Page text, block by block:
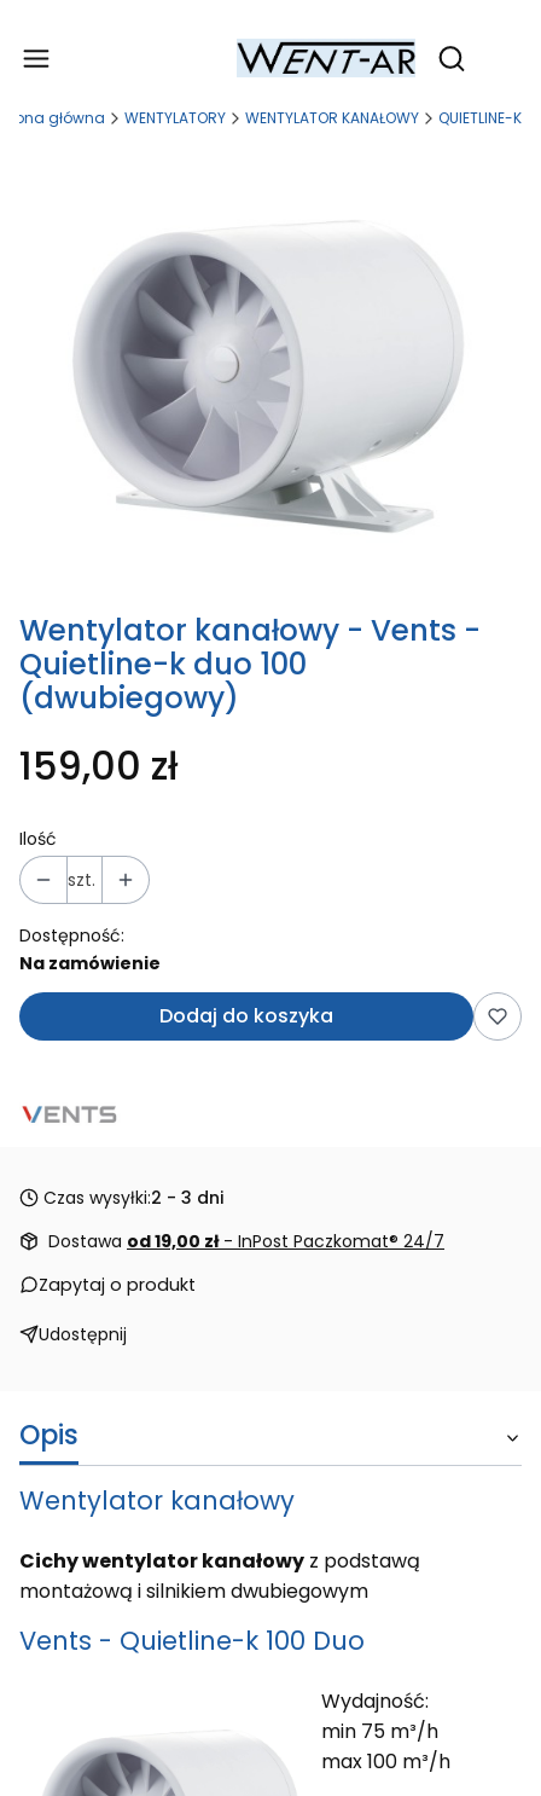
Otwórz
główna WENTYLATORY WENTYLATOR KANAŁOWY QUIETLINE-K
Wentylator kanałowy - Vents -
Quietline-k duo 100
(dwubiegowy)
159,00 zł
Ilość
szt.
Dostępność:
Na zamówienie
Dodaj do koszyka
Czas wysyłki:2 - 3 dni
Dostawa od 19,00 zł - InPost Paczkomat® 24/7
Zapytaj o produkt
Udostępnij
Opis
Wentylator kanałowy
Cichy wentylator kanałowy z podstawą
montażową i silnikiem dwubiegowym
Vents - Quietline-k 100 Duo
Wydajność:
min 75 m³/h
max 100 m³/h